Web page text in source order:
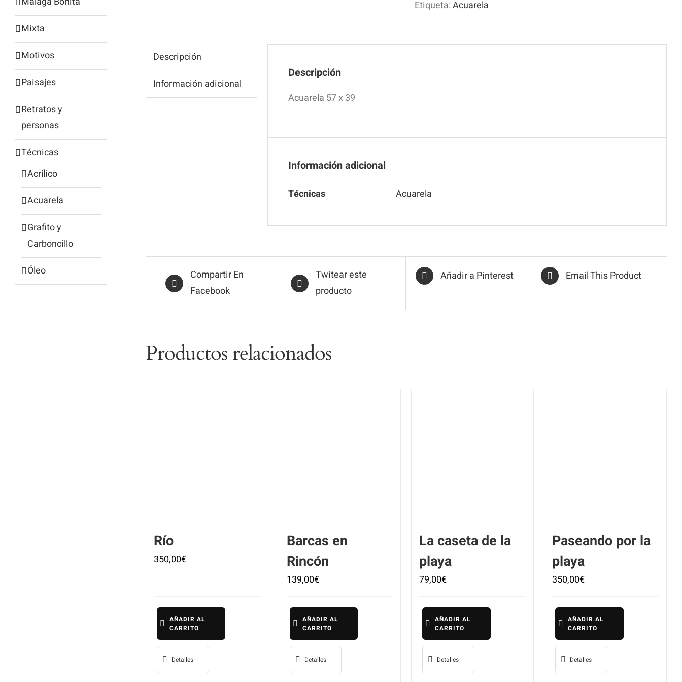
Etiqueta:Acuarela
Descripción
Información adicional
Descripción
Acuarela 57 x 39
Información adicional
Técnicas Acuarela
Compartir En
Facebook
Twitear este
producto
Añadir a Pinterest Email This Product
Productos relacionados
Río
350,00€
AÑADIR AL
CARRITO
Detalles
Barcas en
Rincón
139,00€
AÑADIR AL
CARRITO
Detalles
La caseta de la
playa
79,00€
AÑADIR AL
CARRITO
Detalles
Paseando por la
playa
350,00€
AÑADIR AL
CARRITO
Detalles
Mixta
Motivos
Paisajes
Retratos y
personas
Técnicas
Acrílico
Acuarela
Grafito y
Carboncillo
Óleo